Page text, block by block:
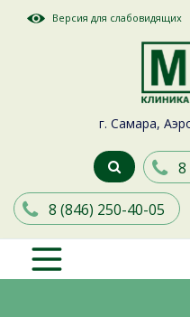
Версия для слабовидящих
г. Самара,
8
8 (846) 250-40-05